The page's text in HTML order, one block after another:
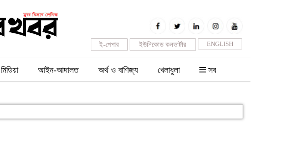
ENGLISH
ইউনিকোড কনভার্টার
ই-পেপার
মিডিয়া আইন-আদালত অর্থ ও বাণিজ্য খেলাধুলা সব